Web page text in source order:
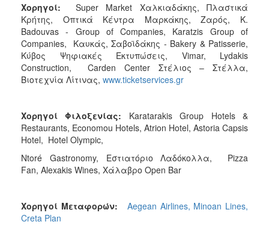
Χορηγοί: Super Market Χαλκιαδάκης, Πλαστικά
Κρήτης, Οπτικά Κέντρα Μαρκάκης, Ζαρός, K.
Badouvas - Group of Companies, Karatzis Group of
Companies, Καυκάς, Σαβοϊδάκης - Bakery & Patisserie,
Κύβος Ψηφιακές Εκτυπώσεις, Vimar, Lydakis
Construction, Carden Center Στέλιος – Στέλλα,
Βιοτεχνία Λίτινας, www.ticketservices.gr
Χορηγοί Φιλοξενίας: Karatarakis Group Hotels &
Restaurants, Economou Hotels, Atrion Hotel, Astoria Capsis
Hotel, Hotel Olympic,
Ntoré Gastronomy, Εστιατόριο Λαδόκολλα, Pizza
Fan, Alexakis Wines, Χάλαβρο Open Bar
Χορηγοί Μεταφορών:
Aegean Airlines, Minoan Lines,
Creta Plan